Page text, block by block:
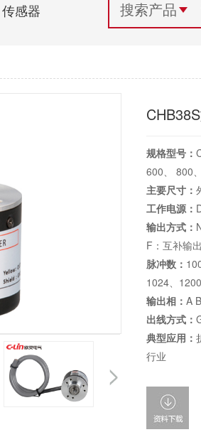
技术支持
传感器
规格型号：
600、 800
主要尺寸：
工作电源：
输出方式：
F：互补输
脉冲数：
1024、
输出相：A
出线方式：
典型应用：
行业